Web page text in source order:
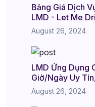
Bảng Giá Dịch
LMD - Let Me
August 26, 2024
LMD Ứng Dụng
Giờ/Ngày Uy
August 26, 2024